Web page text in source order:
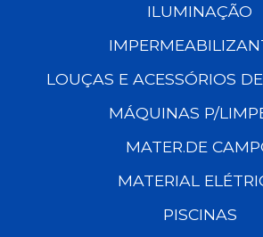
ILUMINAÇÃO
LOUÇAS E ACESSÓRIOS
MÁQUINAS P/
MATER.DE
MATERIAL
PISCINAS